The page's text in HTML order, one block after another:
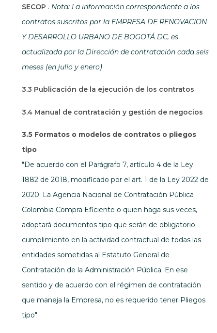
SECOP Abre en una nueva ventana
. Nota: La información correspondiente a los
contratos suscritos por la EMPRESA DE RENOVACION
Y DESARROLLO URBANO DE BOGOTÁ DC, es
actualizada por la Dirección de contratación cada seis
meses (en julio y enero)
3.3 Publicación de la ejecución de los contratos
3.4 Manual de contratación y gestión de negocios
3.5 Formatos o modelos de contratos o pliegos
tipo
"De acuerdo con el Parágrafo 7, artículo 4 de la Ley
1882 de 2018, modificado por el art. 1 de la Ley 2022 de
2020. La Agencia Nacional de Contratación Pública
Colombia Compra Eficiente o quien haga sus veces,
adoptará documentos tipo que serán de obligatorio
cumplimiento en la actividad contractual de todas las
entidades sometidas al Estatuto General de
Contratación de la Administración Pública. En ese
sentido y de acuerdo con el régimen de contratación
que maneja la Empresa, no es requerido tener Pliegos
tipo"